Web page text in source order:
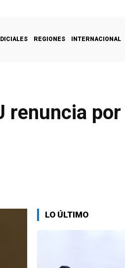
REGIONES INTERNACIONAL
renuncia por
LO ÚLTIMO